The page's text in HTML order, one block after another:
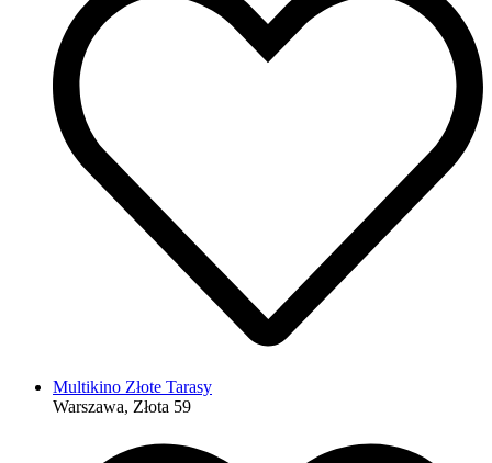
Multikino Złote Tarasy
Warszawa, Złota 59